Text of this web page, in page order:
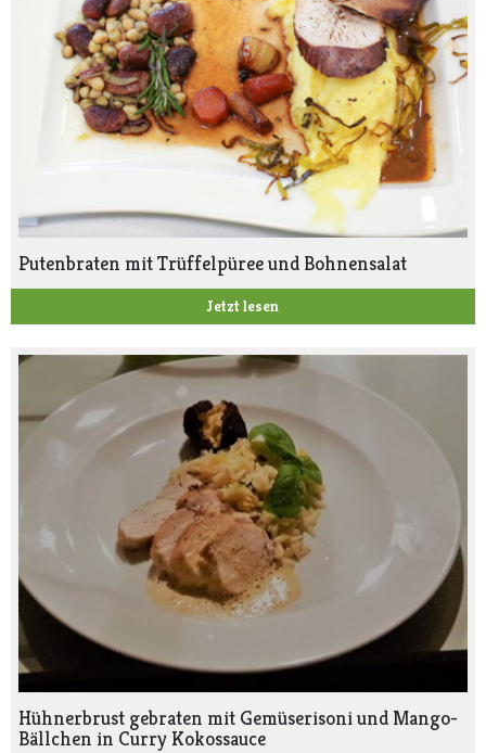
Putenbraten mit Trüffelpüree und Bohnensalat
Jetzt lesen
Hühnerbrust gebraten mit Gemüserisoni und Mango-
Bällchen in Curry Kokossauce